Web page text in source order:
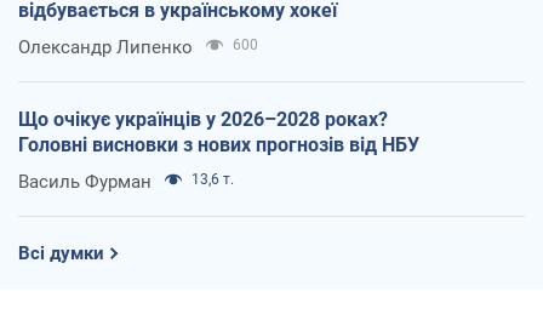
відбувається в українському хокеї
Олександр Липенко 600
Що очікує українців у 2026–2028 роках?
Головні висновки з нових прогнозів від НБУ
Василь Фурман 13,6 т.
Всі думки